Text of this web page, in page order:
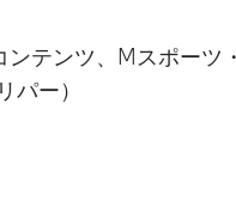
テンツ、Mスポーツ
ー）